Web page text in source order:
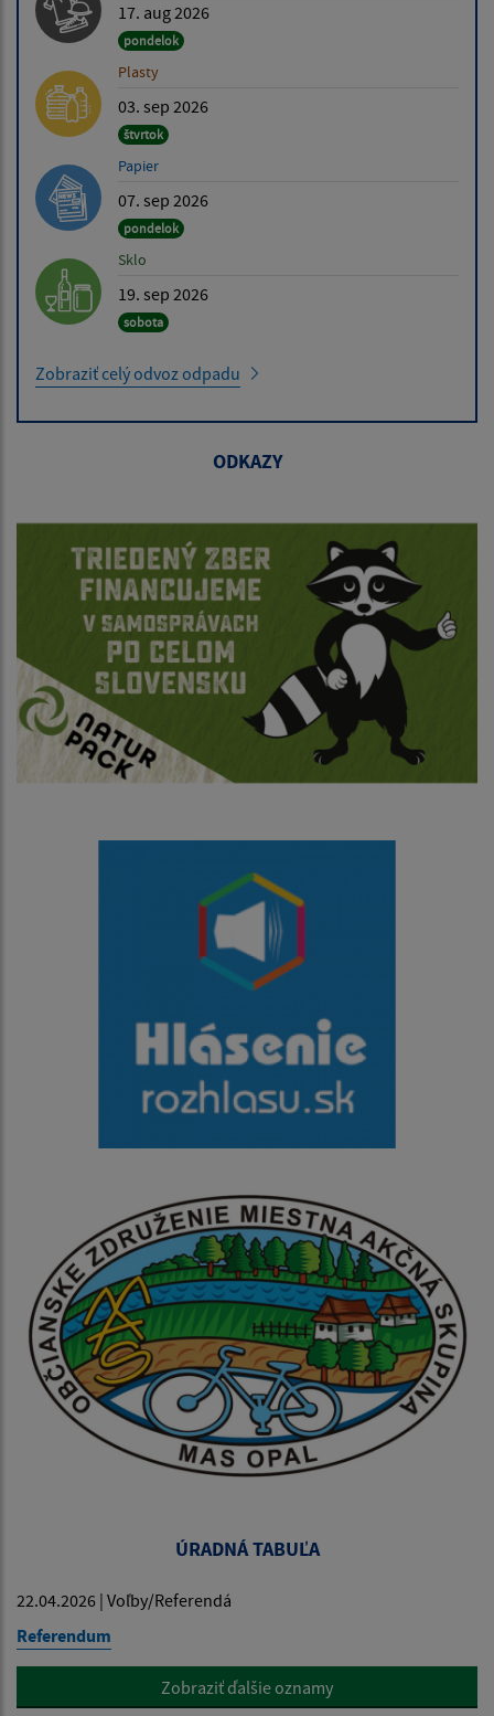
17. aug 2026
pondelok
Plasty
03. sep 2026
štvrtok
Papier
07. sep 2026
pondelok
Sklo
19. sep 2026
sobota
Zobraziť celý odvoz odpadu
ODKAZY
ÚRADNÁ TABUĽA
22.04.2026 | Voľby/Referendá
Referendum
Zobraziť ďalšie oznamy